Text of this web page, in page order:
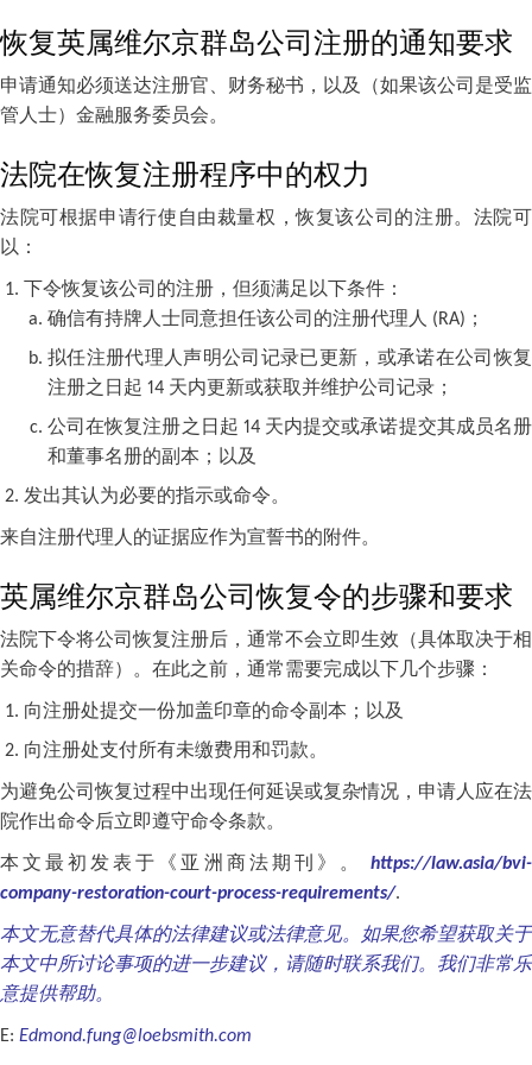
恢复英属维尔京群岛公司注册的通知要求
申请通知必须送达注册官、财务秘书，以及（如果该公司是受监
管人士）金融服务委员会。
法院在恢复注册程序中的权力
法院可根据申请行使自由裁量权，恢复该公司的注册。法院可
以：
下令恢复该公司的注册，但须满足以下条件：
确信有持牌人士同意担任该公司的注册代理人 (RA)；
拟任注册代理人声明公司记录已更新，或承诺在公司恢复
注册之日起 14 天内更新或获取并维护公司记录；
公司在恢复注册之日起 14 天内提交或承诺提交其成员名册
和董事名册的副本；以及
发出其认为必要的指示或命令。
来自注册代理人的证据应作为宣誓书的附件。
英属维尔京群岛公司恢复令的步骤和要求
法院下令将公司恢复注册后，通常不会立即生效（具体取决于相
关命令的措辞）。在此之前，通常需要完成以下几个步骤：
向注册处提交一份加盖印章的命令副本；以及
向注册处支付所有未缴费用和罚款。
为避免公司恢复过程中出现任何延误或复杂情况，申请人应在法
院作出命令后立即遵守命令条款。
本文最初发表于《亚洲商法期刊》。 https://law.asia/bvi-
company-restoration-court-process-requirements/.
本文无意替代具体的法律建议或法律意见。如果您希望获取关于
本文中所讨论事项的进一步建议，请随时联系我们。我们非常乐
意提供帮助。
E: Edmond.fung@loebsmith.com